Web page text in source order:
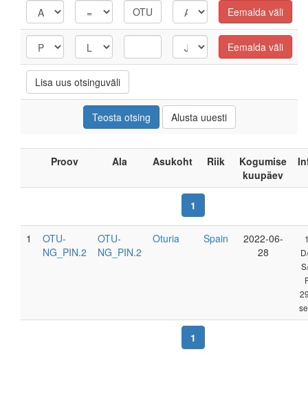
Proov Ala Asukoht Riik
Kogumise
kuupäev
1
1
OTU-
NG_PIN.2
OTU-
NG_PIN.2
Oturia Spain
2022-06-
28
1